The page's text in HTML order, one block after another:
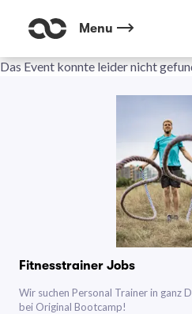
Menu
Das Event konnte leider nicht
Fitnesstrainer Jobs
Wir suchen Personal Trainer in ganz
bei Original Bootcamp!